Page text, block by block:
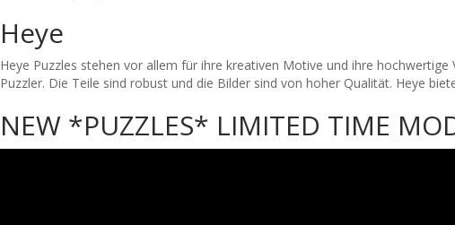
Heye
Heye Puzzles stehen vor allem für ihre kreativen Motive und ihre
Puzzler. Die Teile sind robust und die Bilder sind von hoher Qualität. Heye
NEW *PUZZLES* LIMITED TIME